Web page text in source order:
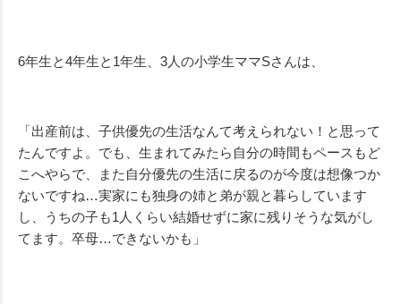
6年生と4年生と1年生、3人の小学生ママSさんは、
「出産前は、子供優先の生活なんて考えられない！と思って
たんですよ。でも、生まれてみたら自分の時間もペースもど
こへやらで、また自分優先の生活に戻るのが今度は想像つか
ないですね…実家にも独身の姉と弟が親と暮らしています
し、うちの子も1人くらい結婚せずに家に残りそうな気がし
てます。卒母…できないかも」